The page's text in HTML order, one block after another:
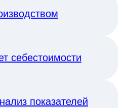
себестоимости
показателей